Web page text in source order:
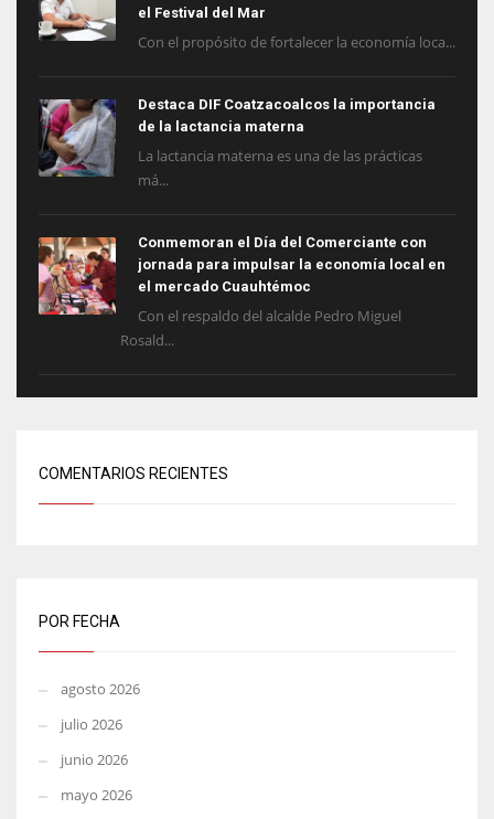
el Festival del Mar
Con el propósito de fortalecer la economía loca...
Destaca DIF Coatzacoalcos la importancia
de la lactancia materna
La lactancia materna es una de las prácticas
má...
Conmemoran el Día del Comerciante con
jornada para impulsar la economía local en
el mercado Cuauhtémoc
Con el respaldo del alcalde Pedro Miguel
Rosald...
COMENTARIOS RECIENTES
POR FECHA
agosto 2026
julio 2026
junio 2026
mayo 2026